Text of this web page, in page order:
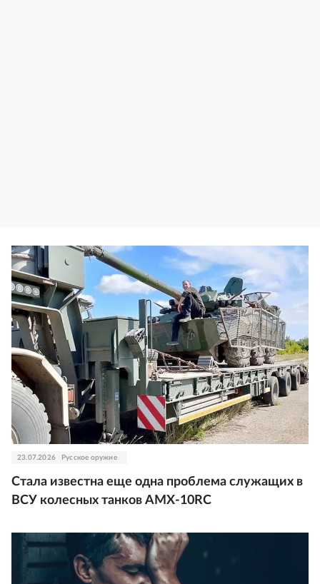
23.07.2026 Русское оружие
Стала известна еще одна проблема служащих в
ВСУ колесных танков AMX-10RC